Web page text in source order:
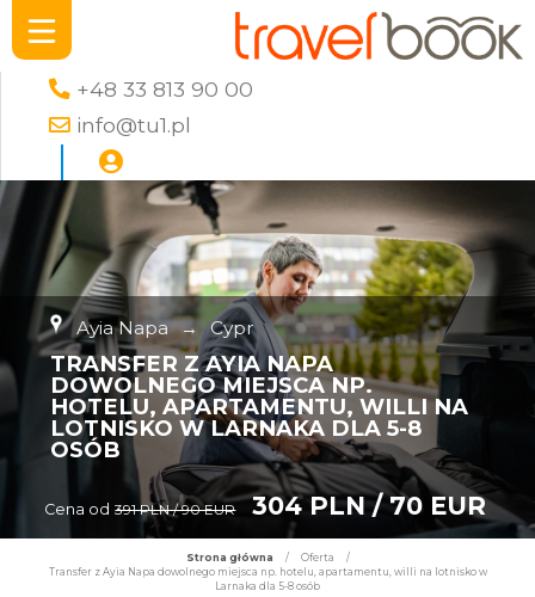
+48 33 813 90 00
info@tu1.pl
Ayia Napa → Cypr
TRANSFER Z AYIA NAPA
DOWOLNEGO MIEJSCA NP.
HOTELU, APARTAMENTU, WILLI NA
LOTNISKO W LARNAKA DLA 5-8
OSÓB
Cena od 391 PLN / 90 EUR 304 PLN / 70 EUR
Strona główna / Oferta
/
Transfer z Ayia Napa dowolnego miejsca np. hotelu, apartamentu, willi na lotnisko w
Larnaka dla 5-8 osób